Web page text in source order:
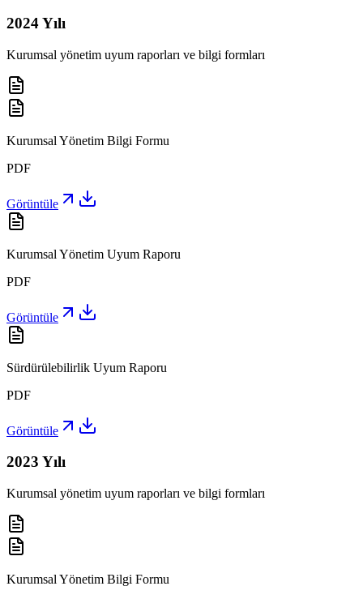
2024Yılı
Kurumsal yönetim uyum raporları ve bilgi formları
Kurumsal Yönetim Bilgi Formu
PDF
Görüntüle
Kurumsal Yönetim Uyum Raporu
PDF
Görüntüle
Sürdürülebilirlik Uyum Raporu
PDF
Görüntüle
2023 Yılı
Kurumsal yönetim uyum raporları ve bilgi formları
Kurumsal Yönetim Bilgi Formu